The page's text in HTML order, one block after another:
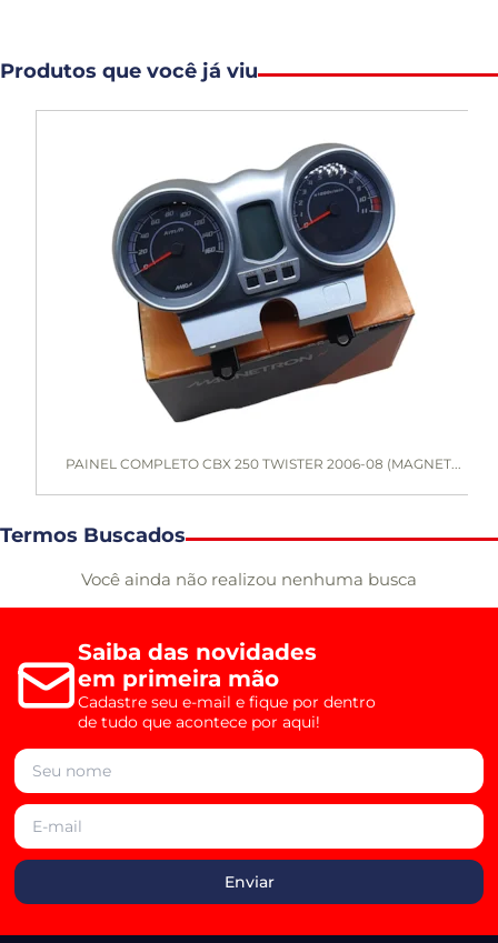
Produtos que você já viu
PAINEL COMPLETO CBX 250 TWISTER 2006-08 (MAGNET...
Termos Buscados
Você ainda não realizou nenhuma busca
Saiba das novidades
em primeira mão
Cadastre seu e-mail e fique por dentro
de tudo que acontece por aqui!